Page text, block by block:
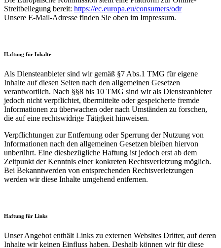
Streitbeilegung bereit: https://ec.europa.eu/consumers/odr
Unsere E-Mail-Adresse finden Sie oben im Impressum.
Haftung für Inhalte
Als Diensteanbieter sind wir gemäß §7 Abs.1 TMG für eigene
Inhalte auf diesen Seiten nach den allgemeinen Gesetzen
verantwortlich. Nach §§8 bis 10 TMG sind wir als Diensteanbieter
jedoch nicht verpflichtet, übermittelte oder gespeicherte fremde
Informationen zu überwachen oder nach Umständen zu forschen,
die auf eine rechtswidrige Tätigkeit hinweisen.
Verpflichtungen zur Entfernung oder Sperrung der Nutzung von
Informationen nach den allgemeinen Gesetzen bleiben hiervon
unberührt. Eine diesbezügliche Haftung ist jedoch erst ab dem
Zeitpunkt der Kenntnis einer konkreten Rechtsverletzung möglich.
Bei Bekanntwerden von entsprechenden Rechtsverletzungen
werden wir diese Inhalte umgehend entfernen.
Haftung für Links
Unser Angebot enthält Links zu externen Websites Dritter, auf deren
Inhalte wir keinen Einfluss haben. Deshalb können wir für diese